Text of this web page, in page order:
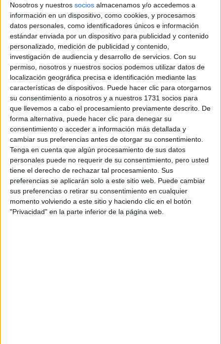
Nosotros y nuestros socios almacenamos y/o accedemos a
información en un dispositivo, como cookies, y procesamos
datos personales, como identificadores únicos e información
estándar enviada por un dispositivo para publicidad y contenido
personalizado, medición de publicidad y contenido,
investigación de audiencia y desarrollo de servicios. Con su
permiso, nosotros y nuestros socios podemos utilizar datos de
localización geográfica precisa e identificación mediante las
características de dispositivos. Puede hacer clic para otorgarnos
su consentimiento a nosotros y a nuestros 1731 socios para
que llevemos a cabo el procesamiento previamente descrito. De
forma alternativa, puede hacer clic para denegar su
consentimiento o acceder a información más detallada y
cambiar sus preferencias antes de otorgar su consentimiento.
Tenga en cuenta que algún procesamiento de sus datos
personales puede no requerir de su consentimiento, pero usted
tiene el derecho de rechazar tal procesamiento. Sus
preferencias se aplicarán solo a este sitio web. Puede cambiar
sus preferencias o retirar su consentimiento en cualquier
momento volviendo a este sitio y haciendo clic en el botón
"Privacidad" en la parte inferior de la página web.
Sobre ti
Soy:*
Chico
Chica
¿En qué año terminas (o terminaste) bachillerato o FP?
Soy estudiante de:*
Términos y Condiciones de Uso
Aceptolos Términos y Condicionesde uso*